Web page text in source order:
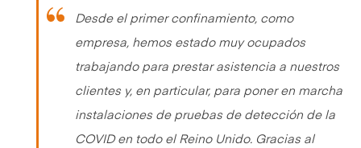
Desde el primer confinamiento, como
empresa, hemos estado muy ocupados
trabajando para prestar asistencia a nuestros
clientes y, en particular, para poner en marcha
instalaciones de pruebas de detección de la
COVID en todo el Reino Unido. Gracias al